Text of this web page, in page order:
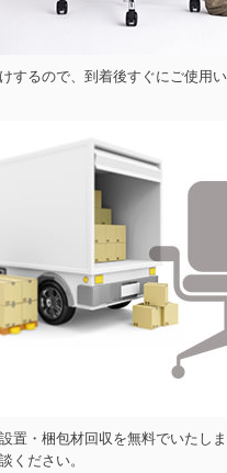
するので、到着後すぐにご使用い
置・梱包材回収を無料でいたし
ください。